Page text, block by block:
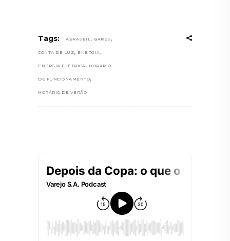
Tags: ABRASEIL , BARES ,
CONTA DE LUZ, ENERGIA ,
ENERGIA ELÉTRICA , HORÁRIO
DE FUNCIONAMENTO,
HORÁRIO DE VERÃO